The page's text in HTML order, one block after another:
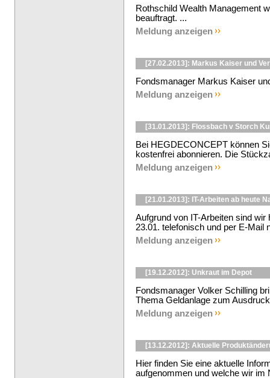
Rothschild Wealth Management
beauftragt. ...
Meldung anzeigen
[27.02.2013]: Markus Kaiser und
Fondsmanager Markus Kaiser
Meldung anzeigen
[31.01.2013]: Flossbach v Storch
Bei HEGDECONCEPT können
kostenfrei abonnieren. Die
Meldung anzeigen
[21.01.2013]: IT-Arbeiten ab heute
Aufgrund von IT-Arbeiten sind
23.01. telefonisch und per E-Mail
Meldung anzeigen
[19.12.2012]: Unkraut im Depot
Fondsmanager Volker Schilling
Thema Geldanlage zum
Meldung anzeigen
[13.12.2012]: Aktuelle
Hier finden Sie eine aktuelle
aufgenommen und welche wir im